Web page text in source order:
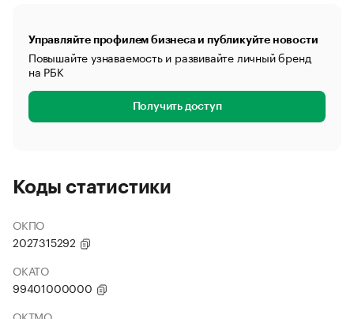
Управляйте профилем бизнеса и публикуйте новости
Повышайте узнаваемость и развивайте личный бренд
на РБК
Получить доступ
Коды статистики
ОКПО
2027315292
ОКАТО
99401000000